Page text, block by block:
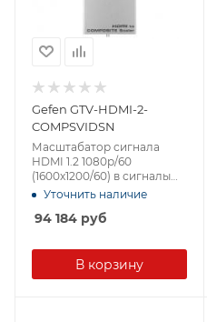
Gefen GTV-HDMI-2-
COMPSVIDSN
Масштабатор сигнала
HDMI 1.2 1080p/60
(1600x1200/60) в сигналы
CV(RCA), S-video(mini Din)
аналогового стерео
аудио S/PDIF(RCA), не
поддерживается
защищенный HDCP
Уточнить наличие
94 184 руб
В корзину